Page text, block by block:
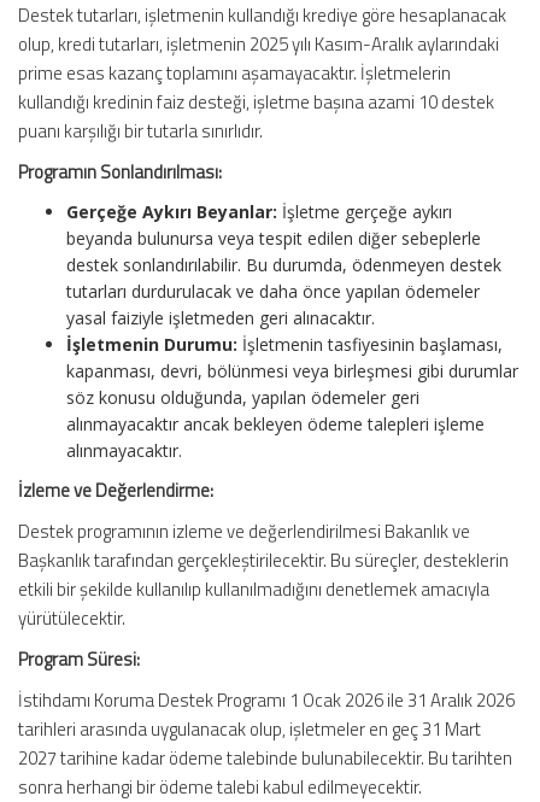
Destek tutarları, işletmenin kullandığı krediye göre hesaplanacak
olup, kredi tutarları, işletmenin 2025 yılı Kasım-Aralık aylarındaki
prime esas kazanç toplamını aşamayacaktır. İşletmelerin
kullandığı kredinin faiz desteği, işletme başına azami 10 destek
puanı karşılığı bir tutarla sınırlıdır.
Programın Sonlandırılması:
Gerçeğe Aykırı Beyanlar: İşletme gerçeğe aykırı
beyanda bulunursa veya tespit edilen diğer sebeplerle
destek sonlandırılabilir. Bu durumda, ödenmeyen destek
tutarları durdurulacak ve daha önce yapılan ödemeler
yasal faiziyle işletmeden geri alınacaktır.
İşletmenin Durumu: İşletmenin tasfiyesinin başlaması,
kapanması, devri, bölünmesi veya birleşmesi gibi durumlar
söz konusu olduğunda, yapılan ödemeler geri
alınmayacaktır ancak bekleyen ödeme talepleri işleme
alınmayacaktır.
İzleme ve Değerlendirme:
Destek programının izleme ve değerlendirilmesi Bakanlık ve
Başkanlık tarafından gerçekleştirilecektir. Bu süreçler, desteklerin
etkili bir şekilde kullanılıp kullanılmadığını denetlemek amacıyla
yürütülecektir.
Program Süresi:
İstihdamı Koruma Destek Programı 1 Ocak 2026 ile 31 Aralık 2026
tarihleri arasında uygulanacak olup, işletmeler en geç 31 Mart
2027 tarihine kadar ödeme talebinde bulunabilecektir. Bu tarihten
sonra herhangi bir ödeme talebi kabul edilmeyecektir.